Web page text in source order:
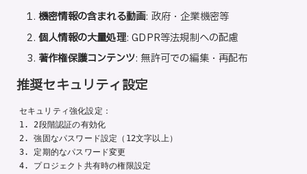
機密情報の含まれる動画: 政府・企業機密等
個人情報の大量処理: GDPR等法規制への配慮
著作権保護コンテンツ: 無許可での編集・再配布
推奨セキュリティ設定
セキュリティ強化設定：
1. 2段階認証の有効化
2. 強固なパスワード設定（12文字以上）
3. 定期的なパスワード変更
4. プロジェクト共有時の権限設定